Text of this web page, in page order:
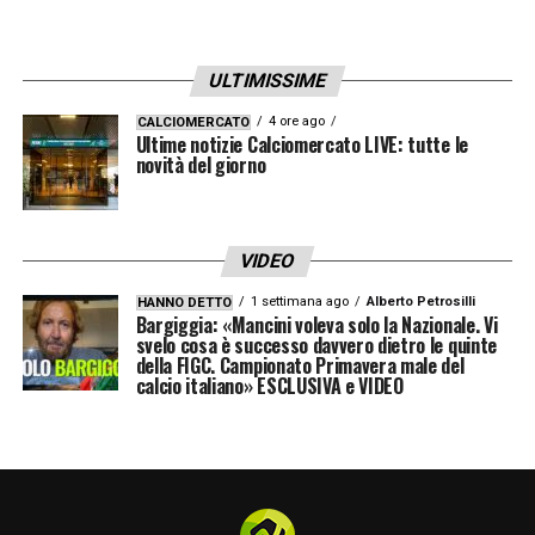
frattempo, osserva attentamente le mosse
delle parti, pronto a decidere la prossima
tappa della sua carriera.
ULTIMISSIME
CALCIOMERCATO 4 ore ago
Ultime notizie Calciomercato LIVE: tutte le
novità del giorno
VIDEO
HANNO DETTO 1 settimana ago Alberto Petrosilli
Bargiggia: «Mancini voleva solo la Nazionale. Vi
svelo cosa è successo davvero dietro le quinte
della FIGC. Campionato Primavera male del
calcio italiano» ESCLUSIVA e VIDEO